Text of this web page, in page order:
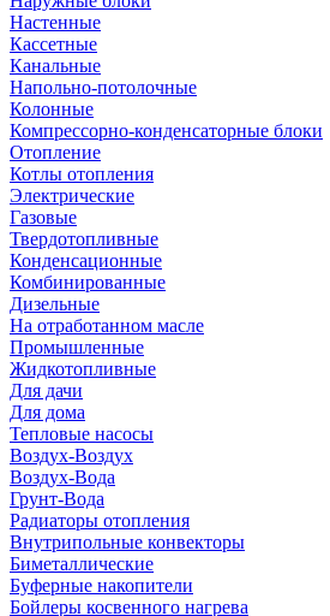
Настенные
Кассетные
Канальные
Напольно-потолочные
Колонные
Компрессорно-конденсаторные блоки
Отопление
Котлы отопления
Электрические
Газовые
Твердотопливные
Конденсационные
Комбинированные
Дизельные
На отработанном масле
Промышленные
Жидкотопливные
Для дачи
Для дома
Тепловые насосы
Воздух-Воздух
Воздух-Вода
Грунт-Вода
Радиаторы отопления
Внутрипольные конвекторы
Биметаллические
Буферные накопители
Бойлеры косвенного нагрева